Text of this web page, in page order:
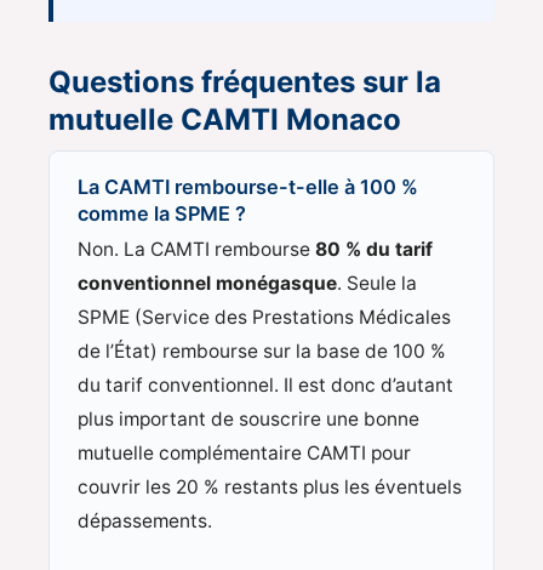
Questions fréquentes sur la
mutuelle CAMTI Monaco
La CAMTI rembourse-t-elle à 100 %
comme la SPME ?
Non. La CAMTI rembourse80 % du tarif
conventionnel monégasque. Seule la
SPME (Service des Prestations Médicales
de l’État) rembourse sur la base de 100 %
du tarif conventionnel. Il est donc d’autant
plus important de souscrire une bonne
mutuelle complémentaire CAMTI pour
couvrir les 20 % restants plus les éventuels
dépassements.